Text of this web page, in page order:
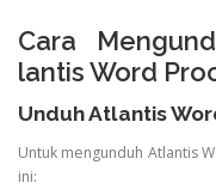
Cara
lantis Word
Unduh Atlantis
Untuk mengunduh Atlantis
ini: